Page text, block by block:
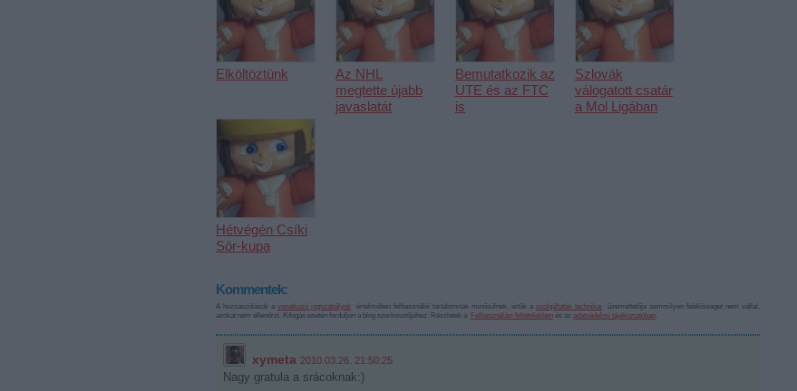
Elköltöztünk
Az NHL
megtette újabb
javaslatát
Bemutatkozik az
UTE és az FTC
is
Szlovák
válogatott csatár
a Mol Ligában
Hétvégén Csíki
Sör-kupa
Kommentek:
A hozzászólások a vonatkozó jogszabályok értelmében felhasználói tartalomnak minősülnek, értük a szolgáltatás technikai
üzemeltetője semmilyen felelősséget nem vállal,
azokat nem ellenőrzi. Kifogás esetén forduljon a blog szerkesztőjéhez. Részletek a
Felhasználási feltételekben és az adatvédelmi tájékoztatóban.
xymeta 2010.03.26. 21:50:25
Nagy gratula a srácoknak:)